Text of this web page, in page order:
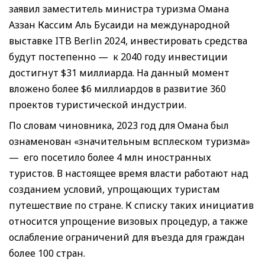
заявил заместитель министра туризма Омана
Аззан Кассим Аль Бусаиди на международной
выставке ITB Berlin 2024, инвестировать средства
будут постепенно — к 2040 году инвестиции
достигнут $31 миллиарда. На данный момент
вложено более $6 миллиардов в развитие 360
проектов туристической индустрии.
По словам чиновника, 2023 год для Омана был
ознаменован «значительным всплеском туризма»
— его посетило более 4 млн иностранных
туристов. В настоящее время власти работают над
созданием условий, упрощающих туристам
путешествие по стране. К списку таких инициатив
относится упрощение визовых процедур, а также
ослабление ограничений для въезда для граждан
более 100 стран.